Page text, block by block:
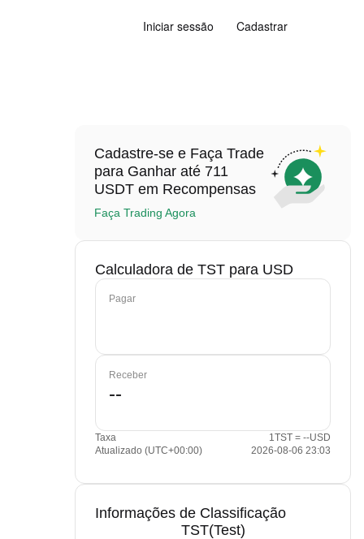
Iniciar sessão Cadastrar
Cadastre-se e Faça Trade
para Ganhar até 711
USDT em Recompensas
Faça Trading Agora
Calculadora de TST para USD
Pagar
Receber
Taxa
1TST = --USD
Atualizado (UTC+00:00)
2026-08-06 23:03
Informações de Classificação
TST(Test)